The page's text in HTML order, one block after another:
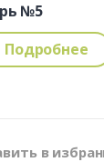
№5
Подробнее
в